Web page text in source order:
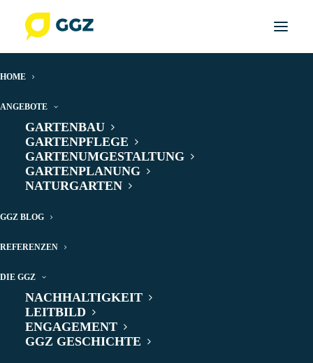
HOME
ANGEBOTE
GARTENBAU
GARTENPFLEGE
GARTENUMGESTALTUNG
GARTENPLANUNG
NATURGARTEN
GGZ BLOG
REFERENZEN
DIE GGZ
NACHHALTIGKEIT
LEITBILD
ENGAGEMENT
GGZ GESCHICHTE
Er ist nur wenige Zentimeter lang
Eindruck täuscht, denn dieser
Plattwurm stellt eine ernsthafte